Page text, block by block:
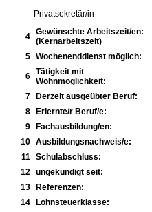
Privatsekretär/in
4
Gewünschte Arbeitszeit/en:
(Kernarbeitszeit)
5
Wochenenddienst möglich:
6
Tätigkeit mit
Wohnmöglichkeit:
7
Derzeit ausgeübter Beruf:
8
Erlernte/r Beruf/e:
9
Fachausbildung/en:
10
Ausbildungsnachweis/e:
11
Schulabschluss:
12
ungekündigt seit:
13
Referenzen:
14
Lohnsteuerklasse: